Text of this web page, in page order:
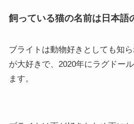
飼っている猫の名前は日本語
ブライトは動物好きとしても知
が大好きで、2020年にラグドー
ます。